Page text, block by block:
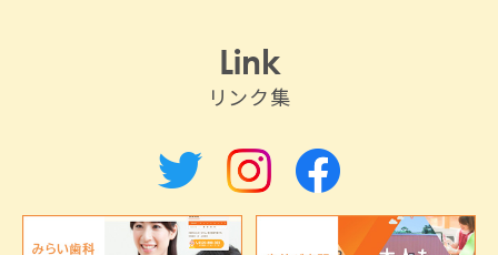
Link
リンク集